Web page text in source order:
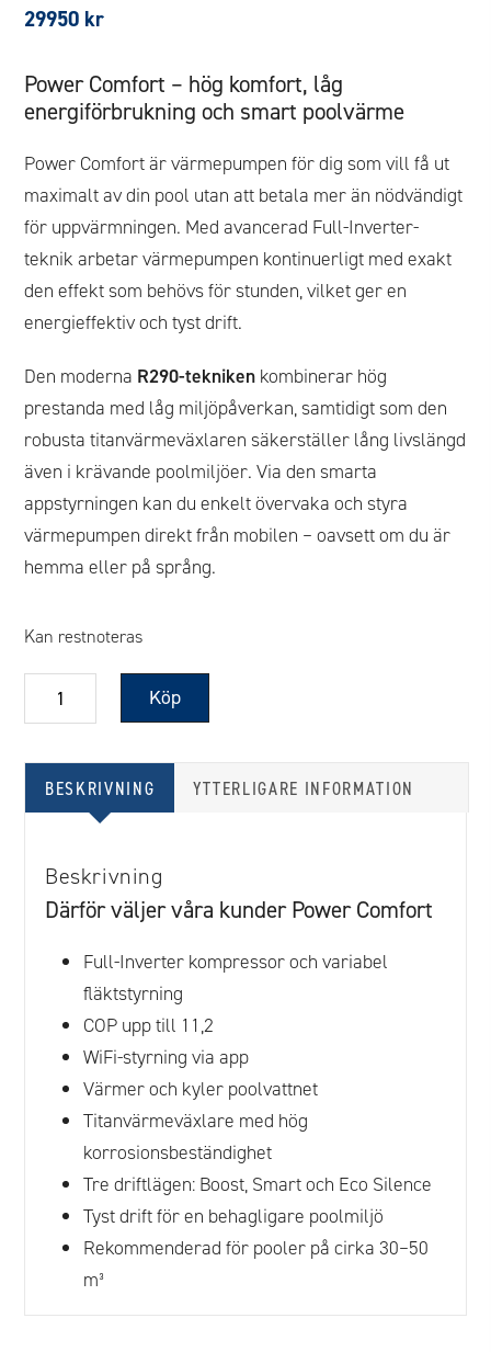
29950 kr
Power Comfort – hög komfort, låg
energiförbrukning och smart poolvärme
Power Comfort är värmepumpen för dig som vill få ut
maximalt av din pool utan att betala mer än nödvändigt
för uppvärmningen. Med avancerad Full-Inverter-
teknik arbetar värmepumpen kontinuerligt med exakt
den effekt som behövs för stunden, vilket ger en
energieffektiv och tyst drift.
Den moderna R290-tekniken kombinerar hög
prestanda med låg miljöpåverkan, samtidigt som den
robusta titanvärmeväxlaren säkerställer lång livslängd
även i krävande poolmiljöer. Via den smarta
appstyrningen kan du enkelt övervaka och styra
värmepumpen direkt från mobilen – oavsett om du är
hemma eller på språng.
Kan restnoteras
Värmepump
Power
mängd
Köp
BESKRIVNING YTTERLIGARE INFORMATION
Beskrivning
Därför väljer våra kunder Power Comfort
Full-Inverter kompressor och variabel
fläktstyrning
COP upp till 11,2
WiFi-styrning via app
Värmer och kyler poolvattnet
Titanvärmeväxlare med hög
korrosionsbeständighet
Tre driftlägen: Boost, Smart och Eco Silence
Tyst drift för en behagligare poolmiljö
Rekommenderad för pooler på cirka 30–50
m³